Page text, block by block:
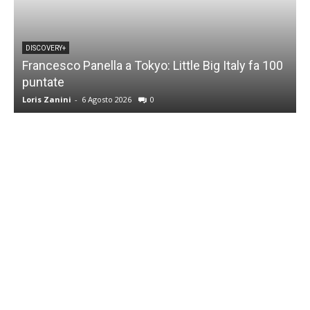
DISCOVERY+
Francesco Panella a Tokyo: Little Big Italy fa 100
puntate
Loris Zanini - 6 Agosto 2026 0